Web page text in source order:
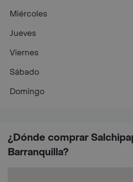
¿Dónde comprar
Barranquilla?
Miércoles
Jueves
Viernes
Sábado
Domingo